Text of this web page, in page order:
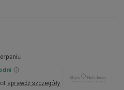
sprawdź szczegóły